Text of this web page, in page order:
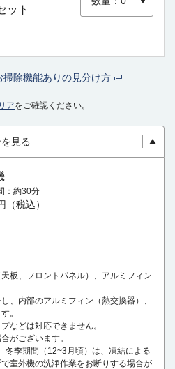
ット
掃除機能ありの見分け方
アをご確認ください。
見る
約30分
（税込）
板、フロントパネル）、アルミフィン
、内部のアルミフィン（熱交換器）、
。
などは対応できません。
がございます。
季期間（12~3月頃）は、凍結による
室外機の洗浄作業をお断りする場合が